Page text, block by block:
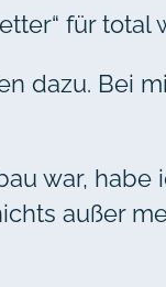
für total
dazu. Bei
war,
außer